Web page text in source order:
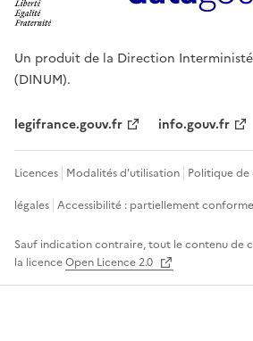
Un produit de la Direction
(DINUM).
legifrance.gouv.fr info.gouv.fr
Licences Modalités d'utilisation Politique
légales Accessibilité : partiellement conforme
Sauf indication contraire, tout le contenu de
la licenceOpen Licence 2.0